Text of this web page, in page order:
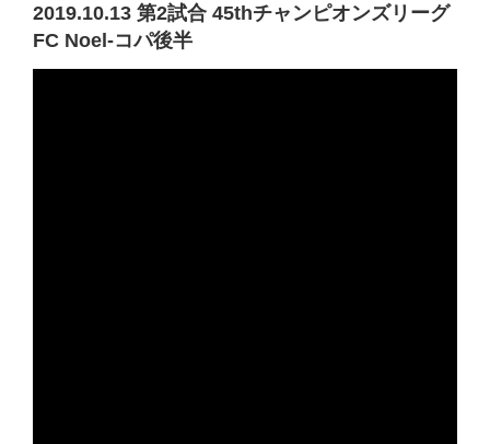
2019.10.13 第2試合 45thチャンピオンズリーグ
FC Noel-コパ後半